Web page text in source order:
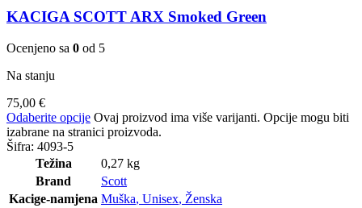
KACIGA SCOTT ARX Smoked Green
Ocenjeno sa 0 od 5
Na stanju
75,00 €
Odaberite opcije Ovaj proizvod ima više varijanti. Opcije mogu biti
izabrane na stranici proizvoda.
Šifra: 4093-5
Težina
0,27 kg
Brand
Scott
Kacige-namjena Muška, Unisex, Ženska